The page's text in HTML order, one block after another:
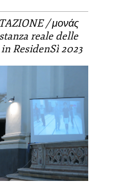
/ μονάς
reale delle
ResidenSì 2023